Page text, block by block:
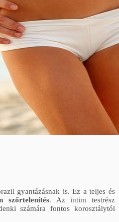
gyantázásnak is. Ez a teljes és
szőrtelenítés. Az intim testrész
számára fontos korosztálytól